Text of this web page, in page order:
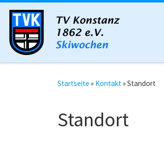
Zum Inhalt springen
Startseite » Kontakt»Standort
Standort